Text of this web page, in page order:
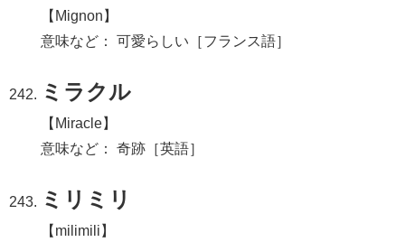
【Mignon】
意味など： 可愛らしい［フランス語］
ミラクル
【Miracle】
意味など： 奇跡［英語］
ミリミリ
【milimili】